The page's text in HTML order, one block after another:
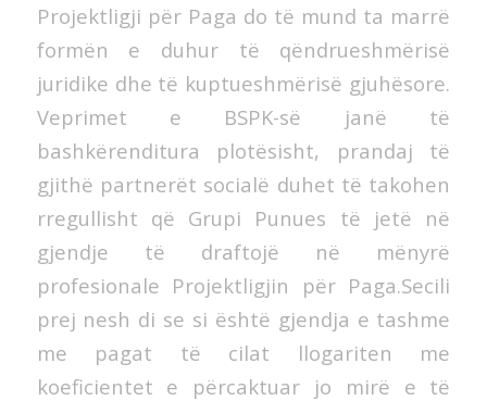
Projektligji për Paga do të mund ta marrë
formën e duhur të qëndrueshmërisë
juridike dhe të kuptueshmërisë gjuhësore.
Veprimet e BSPK-së janë të
bashkërenditura plotësisht, prandaj të
gjithë partnerët socialë duhet të takohen
rregullisht që Grupi Punues të jetë në
gjendje të draftojë në mënyrë
profesionale Projektligjin për Paga.Secili
prej nesh di se si është gjendja e tashme
me pagat të cilat llogariten me
koeficientet e përcaktuar jo mirë e të